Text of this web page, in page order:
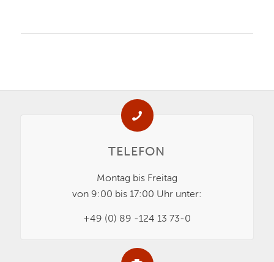
TELEFON
Montag bis Freitag
von 9:00 bis 17:00 Uhr unter:
+49 (0) 89 -124 13 73-0